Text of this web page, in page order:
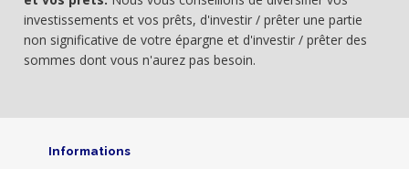
investissements et vos prêts, d'investir / prêter une partie
non significative de votre épargne et d'investir / prêter des
sommes dont vous n'aurez pas besoin.
Informations